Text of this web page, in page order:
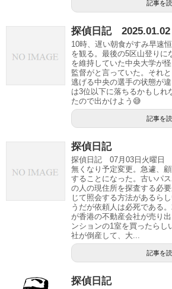
記事を
探偵日記 2025.01.02
10時、遅い朝食がすみ早速
を観る。最後の5区山登りに
を維持していた中央大学が
監督がと言っていた。それ
逃げる中央の選手の状態が
は3位以下に落ちるかもしれ
たので出かけよう😅
記事を
探偵日記
探偵日記 07月03日火曜日
無くなり予定変更。急遽、
することになった。古いパ
の人の現住所を探査する必
じて照会する方法があるら
うだが依頼人は必死である
が香港の不動産会社が売り
ンションの1室を買ったらし
社が倒産して、大...
記事を
探偵日記